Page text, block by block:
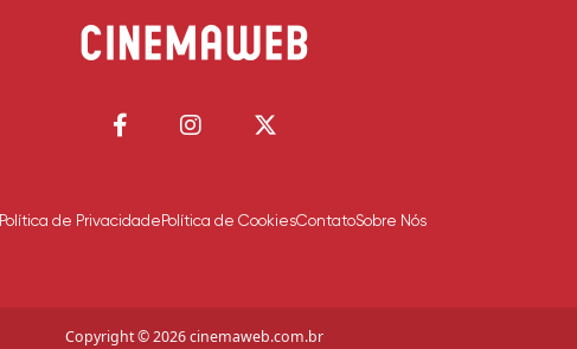
Política de Privacidade Política de CookiesContatoSobre Nós
Copyright © 2026 cinemaweb.com.br